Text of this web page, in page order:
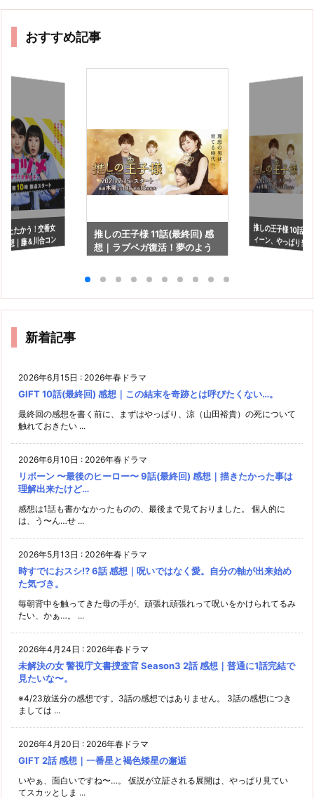
おすすめ記事
たたかう！交番女
想｜藤＆川合コン
いておくれ…
推しの王子様 11話(最終回) 感
想｜ラブペガ復活！夢のよう
推しの王子様 10話
ィーン、やっぱり
る(泣)
新着記事
2026年6月15日 : 2026年春ドラマ
GIFT 10話(最終回) 感想｜この結末を奇跡とは呼びたくない…。
最終回の感想を書く前に、まずはやっぱり、涼（山田裕貴）の死について
触れておきたい ...
2026年6月10日 : 2026年春ドラマ
リボーン 〜最後のヒーロー〜 9話(最終回) 感想｜描きたかった事は
理解出来たけど…
感想は1話も書かなかったものの、最後まで見ておりました。 個人的に
は、う〜ん…せ ...
2026年5月13日 : 2026年春ドラマ
時すでにおスシ!? 6話 感想｜呪いではなく愛。自分の軸が出来始め
た気づき。
毎朝背中を触ってきた母の手が、頑張れ頑張れって呪いをかけられてるみ
たい、かぁ…。 ...
2026年4月24日 : 2026年春ドラマ
未解決の女 警視庁文書捜査官 Season3 2話 感想｜普通に1話完結で
見たいな〜。
※4/23放送分の感想です。3話の感想ではありません。 3話の感想につき
ましては ...
2026年4月20日 : 2026年春ドラマ
GIFT 2話 感想｜一番星と褐色矮星の邂逅
いやぁ、面白いですね〜…。 仮説が立証される展開は、やっぱり見てい
てスカッとしま ...